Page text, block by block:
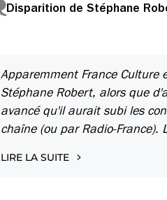
Disparition de Stéphane
Apparemment France Culture
Stéphane Robert, alors que
avancé qu'il aurait subi les
chaîne (ou par Radio-
LIRE LA SUITE